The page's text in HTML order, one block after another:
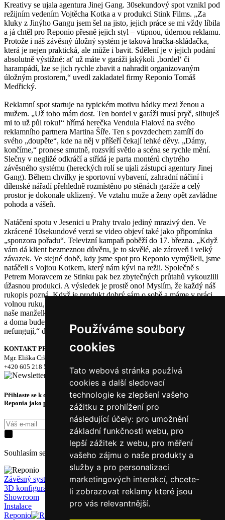
Používáme soubory
cookies
Tato webová stránka používá
cookies a další sledovací
technologie ke zlepšení vašeho
zážitku z prohlížení pro
následující účely: pro umožnění
základní funkčnosti webu, pro
lepší zážitek z webu, pro měření
vašeho zájmu o naše produkty a
služby a pro personalizaci
marketingových interakcí, chcete-
li zobrazovat reklamy které jsou
pro vás relevantnější.
Kreativy se ujala agentura Jinej Gang. 30sekundový spot vznikl pod
režijním vedením Vojtěcha Kotka a v produkci Stink Films. „Za
kluky z Jinýho Gangu jsem šel na jisto, jejich práce se mi vždy líbila
a já chtěl pro Reponio přesně jejich styl – vtipnou, údernou reklamu.
Protože i náš závěsný úložný systém je taková hračka-skládačka,
která je nejen praktická, ale může i bavit. Sdělení je v jejich podání
absolutně výstižné: ať už máte v garáži jakýkoli ‚bordel‘ či
harampádí, lze se jich rychle zbavit a nahradit organizovaným
úložným prostorem,“ uvedl zakladatel firmy Reponio Tomáš
Medřický.
Reklamní spot startuje na typickém motivu hádky mezi ženou a
mužem. „Už toho mám dost. Ten bordel v garáži musí pryč, slibuješ
mi to už půl roku!“ hřímá herečka Vendula Fialová na svého
reklamního partnera Martina Šíře. Ten s povzdechem zamíří do
svého „doupěte“, kde na něj v příšeří čekají lehké děvy. „Dámy,
končíme,“ pronese smutně, rozsvítí světlo a scéna se rychle mění.
Slečny v negližé odkráčí a střídá je parta montérů chytrého
závěsného systému (hereckých rolí se ujali zástupci agentury Jinej
Gang). Během chvilky je sportovní vybavení, zahradní náčiní i
dílenské nářadí přehledně rozmístěno po stěnách garáže a celý
prostor je dokonale uklizený. Ve vztahu muže a ženy opět zavládne
pohoda a vášeň.
Natáčení spotu v Jesenici u Prahy trvalo jediný mrazivý den. Ve
zkrácené 10sekundové verzi se video objeví také jako připomínka
„sponzora pořadu“. Televizní kampaň poběží do 17. března. „Když
vám dá klient bezmeznou důvěru, je to skvělé, ale zároveň i velký
závazek. Ve stejné době, kdy jsme spot pro Reponio vymýšleli, jsme
natáčeli s Vojtou Kotkem, který nám kývl na režii. Společně s
Petrem Moravcem ze Stinku pak bez zbytečných průtahů vykouzlili
úžasnou produkci. A výsledek je prostě ono! Myslím, že každý náš
rukopis pozná. Když je produkt dobrý sám o sobě a máme v práci
volnou ruku, jde to s lehkostí. Jedinou ‚nevýhodou‘ je, že všechny
naše manželky tento systém na ‚bordel v garáži‘ po nás teď vyžadují
a doma budeme muset začít s úklidem. Žádné výmluvy už
nefungují,“ dodal Ondřej Hübl z Jinýho Gangu.
KONTAKT PRO MÉDIA
Mgr. Eliška Crkovská / mediální konzultant
+420 605 218 549, pearmedia.cz
Přihlaste se k odběru novinek a získejte exkluzivní tipy, slevy a akce ze světa
Reponia jako první.
Přihásit k odběru
Souhlasím se zpracovánímosobních údajůza účelem kontaktování.
Závěsný systém
3D konfigurátor
Showroom
Instalace
Reponio